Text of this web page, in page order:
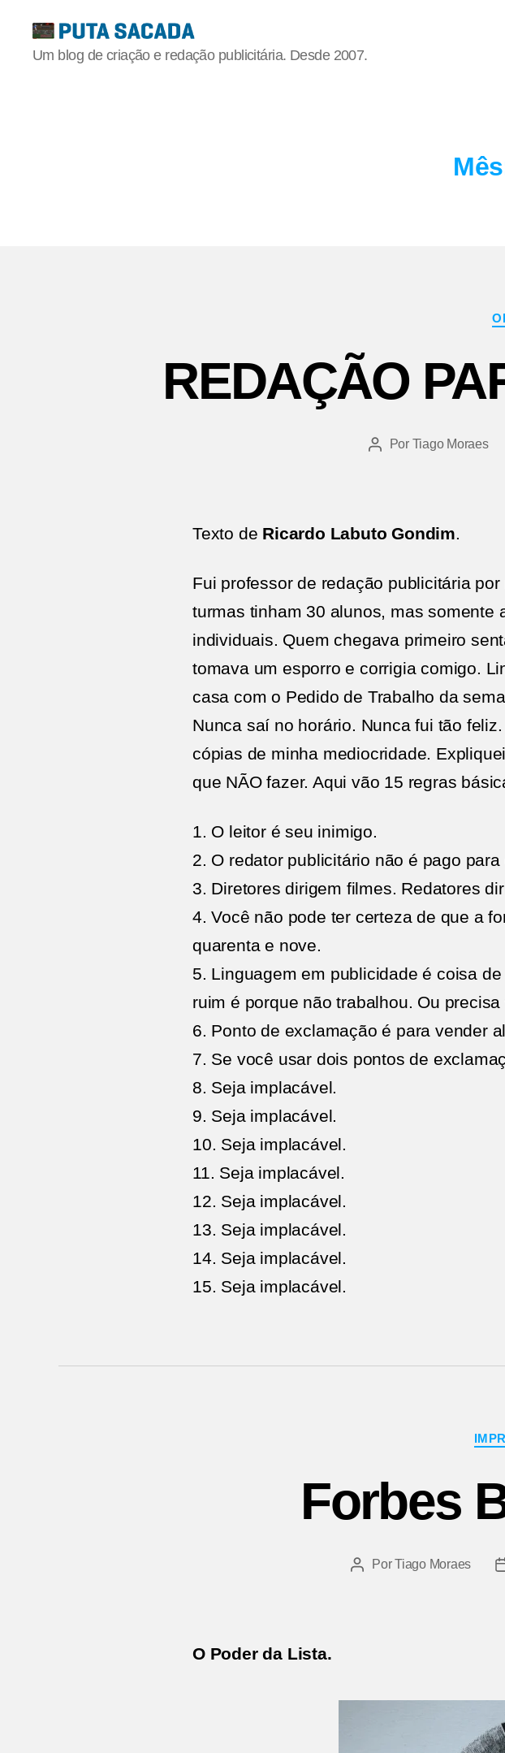
Putasacada
Um blog de criação e redação publicitária. Desde 2007.
REDAÇÃO
Autor
Por Tiago Moraes
Texto de Ricardo Labuto Gondim.
Fui professor de redação publicitária
turmas tinham 30 alunos, mas somente
individuais. Quem chegava primeiro
tomava um esporro e corrigia comigo.
casa com o Pedido de Trabalho da
Nunca saí no horário. Nunca fui tão
cópias de minha mediocridade.
que NÃO fazer. Aqui vão 15 regras
1. O leitor é seu inimigo.
2. O redator publicitário não é pago
3. Diretores dirigem filmes. Redatores
4. Você não pode ter certeza de que a
quarenta e nove.
5. Linguagem em publicidade é coisa
ruim é porque não trabalhou. Ou
6. Ponto de exclamação é para vender
7. Se você usar dois pontos de
8. Seja implacável.
9. Seja implacável.
10. Seja implacável.
11. Seja implacável.
12. Seja implacável.
13. Seja implacável.
14. Seja implacável.
15. Seja implacável.
Forbes
Autor
PorTiago Moraes
O Poder da Lista.